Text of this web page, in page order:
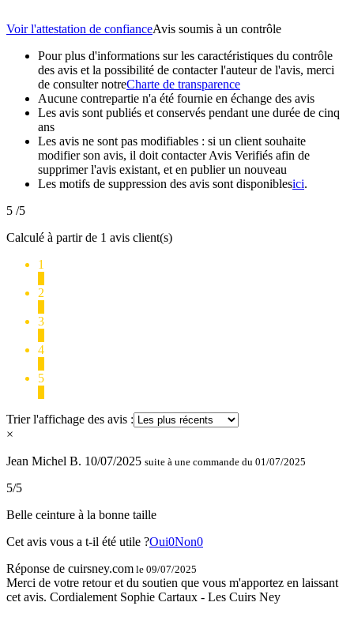
Voir l'attestation de confianceAvis soumis à un contrôle
Pour plus d'informations sur les caractéristiques du contrôle
des avis et la possibilité de contacter l'auteur de l'avis, merci
de consulter notreCharte de transparence
Aucune contrepartie n'a été fournie en échange des avis
Les avis sont publiés et conservés pendant une durée de cinq
ans
Les avis ne sont pas modifiables : si un client souhaite
modifier son avis, il doit contacter Avis Verifiés afin de
supprimer l'avis existant, et en publier un nouveau
Les motifs de suppression des avis sont disponiblesici.
5 /5
Calculé à partir de 1 avis client(s)
1
2
3
4
5
Trier l'affichage des avis :
×
Jean Michel B. 10/07/2025 suite à une commande du 01/07/2025
5/5
Belle ceinture à la bonne taille
Cet avis vous a t-il été utile ?Oui0Non0
Réponse de cuirsney.com le 09/07/2025
Merci de votre retour et du soutien que vous m'apportez en laissant
cet avis. Cordialement Sophie Cartaux - Les Cuirs Ney